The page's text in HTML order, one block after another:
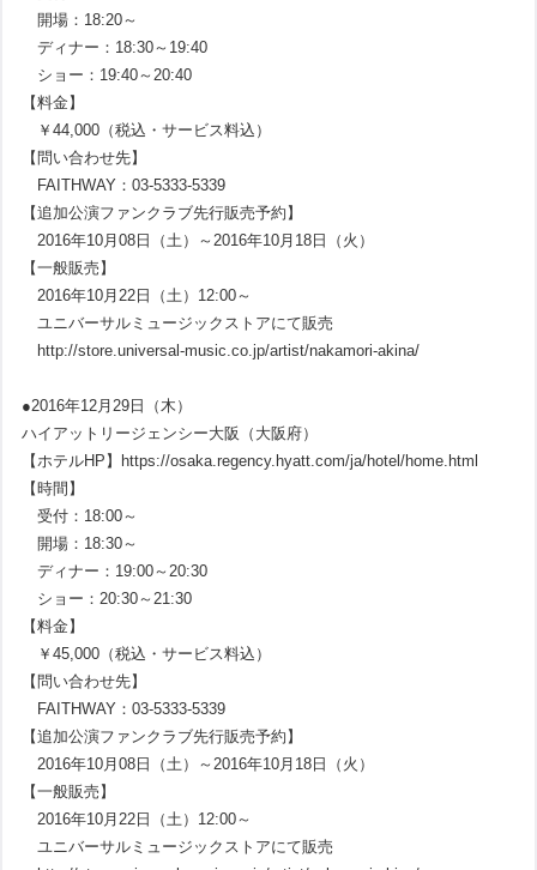
開場：18:20～
ディナー：18:30～19:40
ショー：19:40～20:40
【料金】
￥44,000（税込・サービス料込）
【問い合わせ先】
FAITHWAY：03-5333-5339
【追加公演ファンクラブ先行販売予約】
2016年10月08日（土）～2016年10月18日（火）
【一般販売】
2016年10月22日（土）12:00～
ユニバーサルミュージックストアにて販売
http://store.universal-music.co.jp/artist/nakamori-akina/
●2016年12月29日（木）
ハイアットリージェンシー大阪（大阪府）
【ホテルHP】https://osaka.regency.hyatt.com/ja/hotel/home.html
【時間】
受付：18:00～
開場：18:30～
ディナー：19:00～20:30
ショー：20:30～21:30
【料金】
￥45,000（税込・サービス料込）
【問い合わせ先】
FAITHWAY：03-5333-5339
【追加公演ファンクラブ先行販売予約】
2016年10月08日（土）～2016年10月18日（火）
【一般販売】
2016年10月22日（土）12:00～
ユニバーサルミュージックストアにて販売